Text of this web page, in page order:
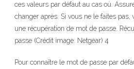
ces valeurs par défaut au cas où.
changer après. Si vous ne le faites pas,
une récupération de mot de passe.
passe (Crédit image: Netgear) 4
Pour connaître le mot de passe par